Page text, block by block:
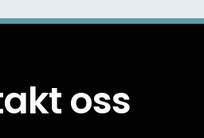
oss